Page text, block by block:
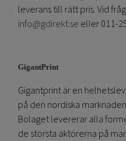
leverans till rätt pris. Vid
info@gdirekt.se eller 011-
GigantPrint
Gigantprint är en
på den nordiska
Bolaget levererar alla
de största aktörerna på